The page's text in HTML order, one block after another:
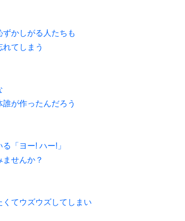
かしがる人たちも
てしまう
が作ったんだろう
「ヨー! ハー!」
せんか？
てウズウズしてしまい